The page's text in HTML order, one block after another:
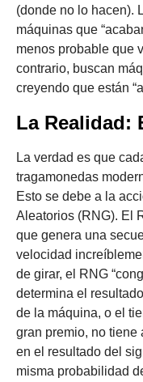
(donde no lo hacen).
máquinas que
menos probable que
contrario, buscan
creyendo que están
La Realidad:
La verdad es que
tragamonedas
Esto se debe a la
Aleatorios (RNG). El
que genera una
velocidad
de girar, el RNG
determina el
de la máquina, o el
gran premio, no tiene
en el resultado del
misma probabilidad